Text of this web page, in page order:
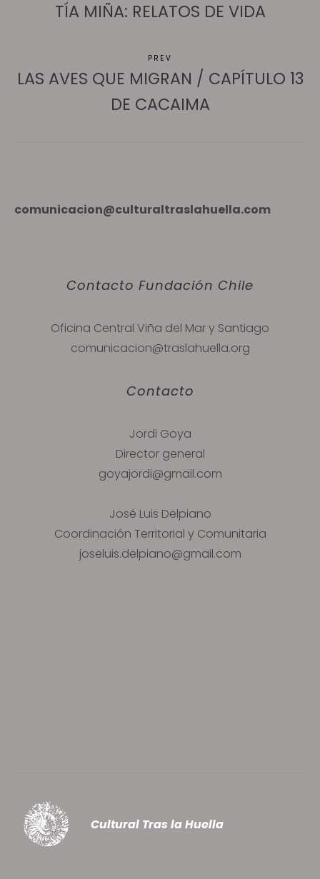
TÍA MIÑA: RELATOS DE VIDA
PREV
LAS AVES QUE MIGRAN / CAPÍTULO 13
DE CACAIMA
comunicacion@culturaltraslahuella.com
Contacto Fundación Chile
Oficina Central Viña del Mar y Santiago
comunicacion@traslahuella.org
Contacto
Jordi Goya
Director general
goyajordi@gmail.com
José Luis Delpiano
Coordinación Territorial y Comunitaria
joseluis.delpiano@gmail.com
Cultural Tras la Huella